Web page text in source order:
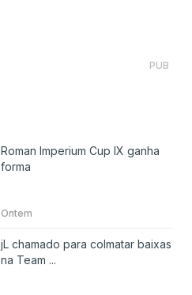
PUB
Roman Imperium Cup IX ganha
forma
Ontem
jL chamado para colmatar baixas
na Team ...